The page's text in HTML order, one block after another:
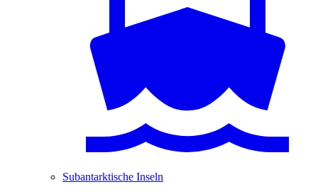
Subantarktische Inseln